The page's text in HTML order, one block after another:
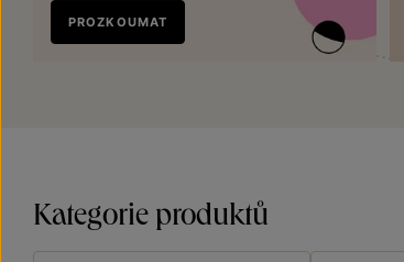
Nově
v prodeji
PROZKOUMAT
Kategorie produktů